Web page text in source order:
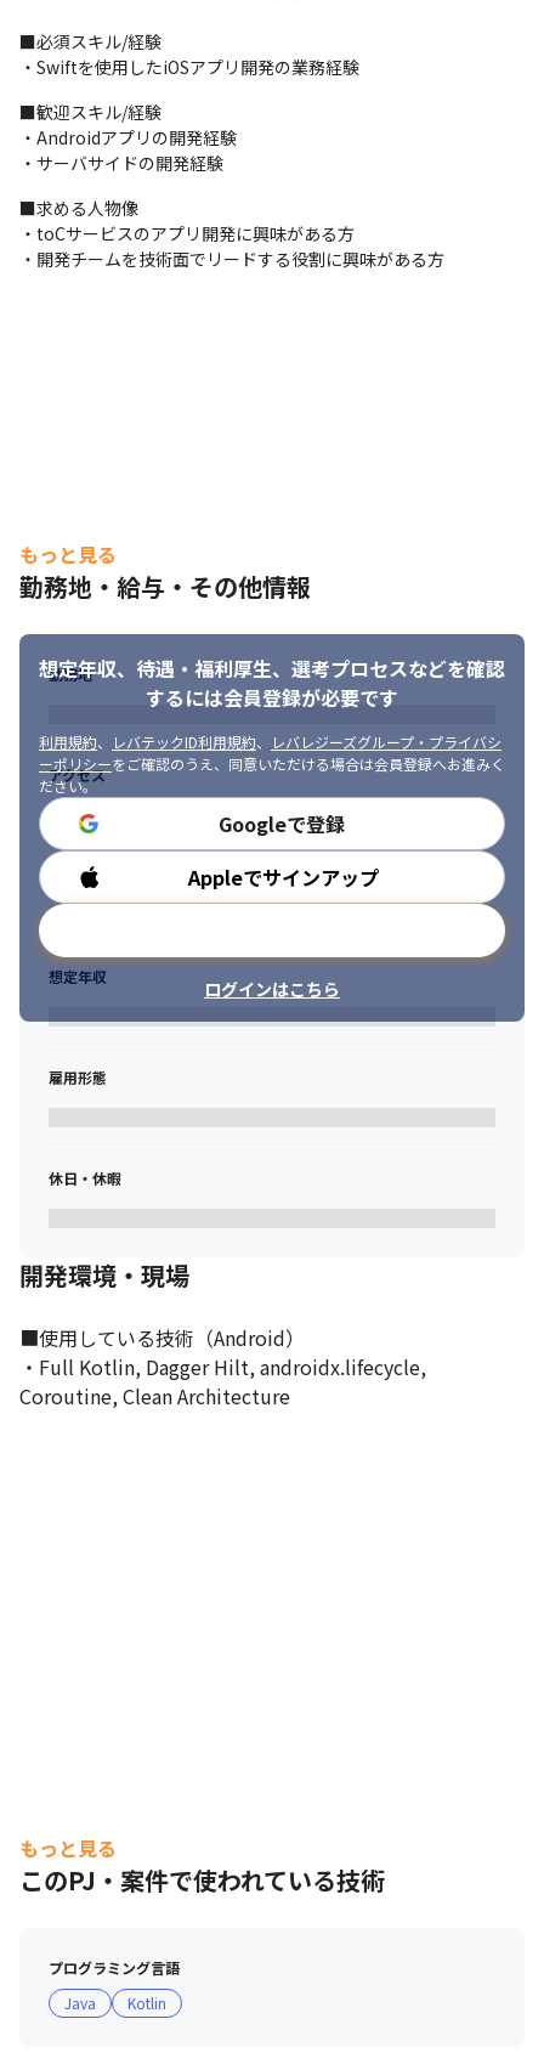
■必須スキル/経験
・Swiftを使用したiOSアプリ開発の業務経験
■歓迎スキル/経験
・Androidアプリの開発経験
・サーバサイドの開発経験
■求める人物像
・toCサービスのアプリ開発に興味がある方
・開発チームを技術面でリードする役割に興味がある方
もっと見る
勤務地・給与・その他情報
想定年収、待遇・福利厚生、 選考プロセスなどを確認
するには会員登録が必要です
利用規約、 レバテックID利用規約、
レバレジーズグループ・プライバシ
ーポリシーをご確認のうえ、同意いただける場合は会員登録へお進みく
ださい。
Googleで登録
Appleでサインアップ
ログインはこちら
勤務地
アクセス
勤務時間
想定年収
雇用形態
休日・休暇
開発環境・現場
■使用している技術（Android）
・Full Kotlin, Dagger Hilt, androidx.lifecycle,
Coroutine, Clean Architecture
もっと見る
このPJ・案件で使われている技術
プログラミング言語
Java
Kotlin